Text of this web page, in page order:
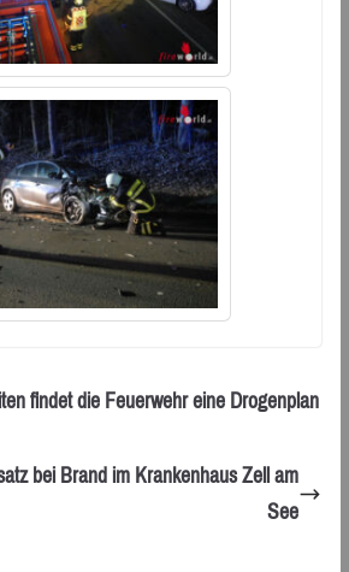
findet die Feuerwehr eine Drogenplan
bei Brand im Krankenhaus Zell am
See